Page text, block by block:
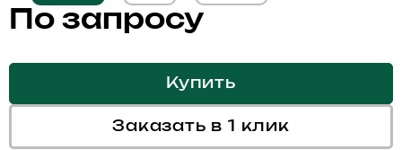
По запросу
Купить
Заказать в 1 клик